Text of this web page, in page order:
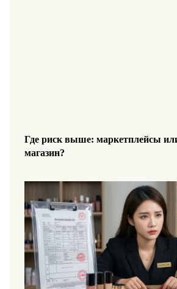
Где риск выше: маркетплейсы
магазин?